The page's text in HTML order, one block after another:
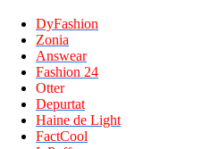
DyFashion
Zonia
Answear
Fashion 24
Otter
Depurtat
Haine de Light
FactCool